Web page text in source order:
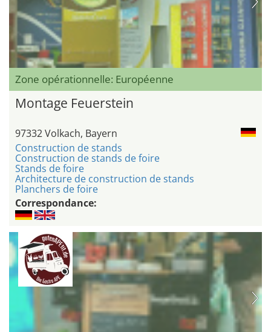
Zone opérationnelle: Européenne
Montage Feuerstein
97332 Volkach, Bayern
Construction de stands
Construction de stands de foire
Stands de foire
Architecture de construction de stands
Planchers de foire
Correspondance: